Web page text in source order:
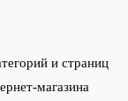
и страниц
магазина